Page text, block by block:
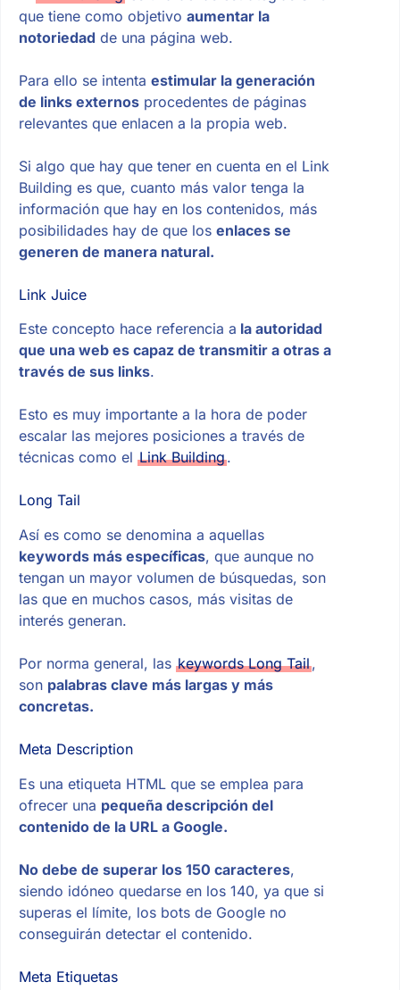
que tiene como objetivo aumentar la
notoriedad de una página web.
Para ello se intenta estimular la generación
de links externosprocedentes de páginas
relevantes que enlacen a la propia web.
Si algo que hay que tener en cuenta en el Link
Building es que, cuanto más valor tenga la
información que hay en los contenidos, más
posibilidades hay de que los enlaces se
generen de manera natural.
Link Juice
Este concepto hace referencia a la autoridad
que una web es capaz de transmitir a otras a
través de sus links.
Esto es muy importante a la hora de poder
escalar las mejores posiciones a través de
técnicas como el Link Building.
Long Tail
Así es como se denomina a aquellas
keywords más específicas, que aunque no
tengan un mayor volumen de búsquedas, son
las que en muchos casos, más visitas de
interés generan.
Por norma general, las keywords Long Tail,
son palabras clave más largas y más
concretas.
Meta Description
Es una etiqueta HTML que se emplea para
ofrecer una pequeña descripción del
contenido de la URL a Google.
No debe de superar los 150 caracteres,
siendo idóneo quedarse en los 140, ya que si
superas el límite, los bots de Google no
conseguirán detectar el contenido.
Meta Etiquetas